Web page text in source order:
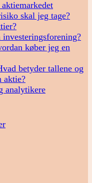
skal jeg tage?
køber jeg en
betyder tallene og
aktie?
analytikere